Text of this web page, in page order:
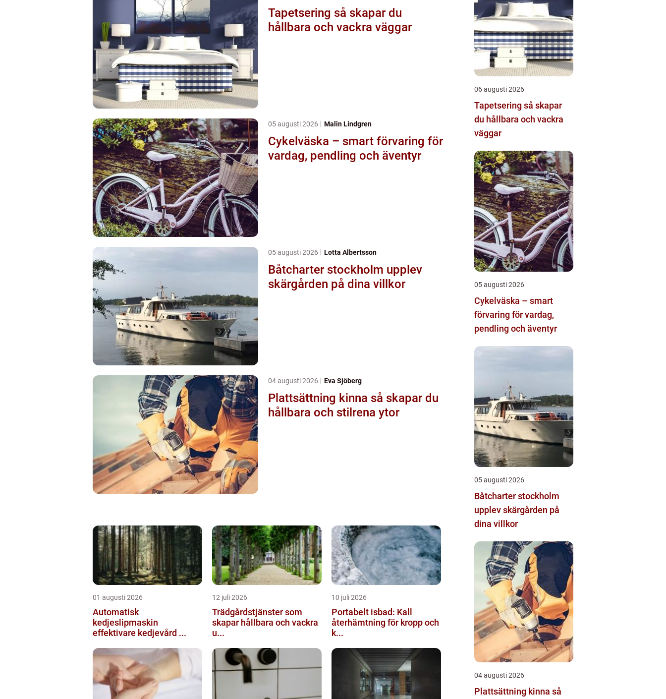
Tapetsering så skapar du
hållbara och vackra väggar
05 augusti 2026 Malin Lindgren
Cykelväska – smart förvaring för
vardag, pendling och äventyr
05 augusti 2026 Lotta Albertsson
Båtcharter stockholm upplev
skärgården på dina villkor
04 augusti 2026 Eva Sjöberg
Plattsättning kinna så skapar du
hållbara och stilrena ytor
01 augusti 2026
Automatisk
kedjeslipmaskin
effektivare kedjevård ...
12 juli 2026
Trädgårdstjänster som
skapar hållbara och vackra
u...
10 juli 2026
Portabelt isbad: Kall
återhämtning för kropp och
k...
06 augusti 2026
Tapetsering så skapar
du hållbara och vackra
väggar
05 augusti 2026
Cykelväska – smart
förvaring för vardag,
pendling och äventyr
05 augusti 2026
Båtcharter stockholm
upplev skärgården på
dina villkor
04 augusti 2026
Plattsättning kinna så